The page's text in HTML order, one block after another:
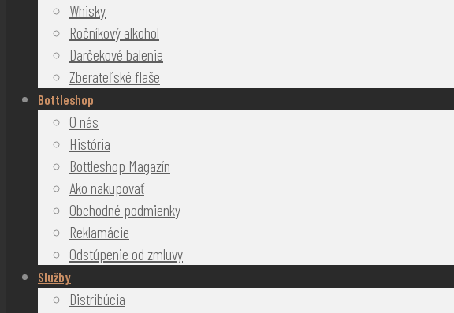
Whisky
Ročníkový alkohol
Darčekové balenie
Zberateľské flaše
Bottleshop
O nás
História
Bottleshop Magazín
Ako nakupovať
Obchodné podmienky
Reklamácie
Odstúpenie od zmluvy
Služby
Distribúcia